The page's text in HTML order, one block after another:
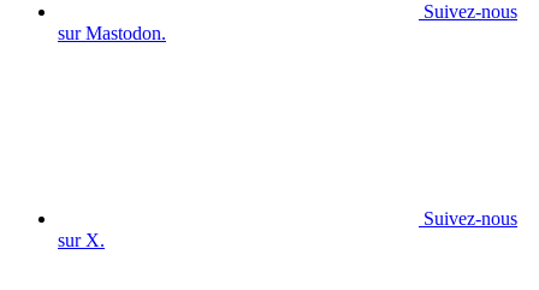
Suivez-nous
sur Mastodon.
Suivez-nous
sur X.